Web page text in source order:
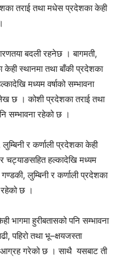
तराई तथा मधेस प्रदेशका केही
बदली रहनेछ । बागमती,
केही स्थानमा तथा बाँकी प्रदेशका
मध्यम वर्षाको सम्भावना
छ । कोशी प्रदेशका तराई तथा
सम्भावना रहेको छ ।
र कर्णाली प्रदेशका केही
चट्याङसहित हल्कादेखि मध्यम
लुम्बिनी र कर्णाली प्रदेशका
रहेको छ ।
हुरीबतासको पनि सम्भावना
पहिरो तथा भू–क्षयजस्ता
आग्रह गरेको छ । साथै यसबाट ती